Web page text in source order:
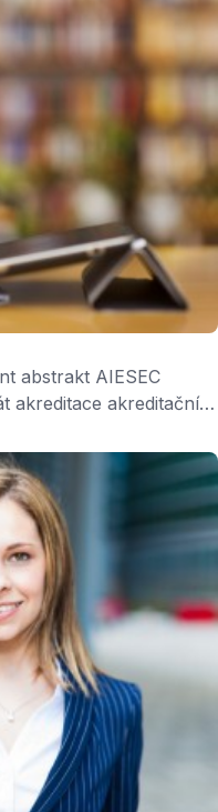
abstrakt AIESEC
akreditace akreditační
práce Bc. BcA.
deklarace
Bsc. buddy systém C
vzdělávání Centrum
…